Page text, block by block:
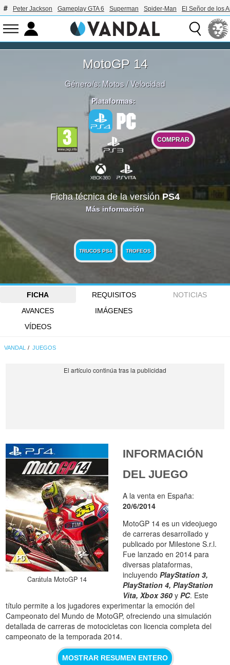
Peter Jackson Gameplay GTA 6 Superman Spider-Man El Señor de los
MotoGP 14
Género/s: Motos/Velocidad
Plataformas:
COMPRAR
Ficha técnica de la versiónPS4
Más información
TRUCOS PS4 TROFEOS
FICHA REQUISITOS
NOTICIAS
AVANCES
IMÁGENES
VÍDEOS
VANDAL JUEGOS
Carátula MotoGP 14
INFORMACIÓN
DEL JUEGO
A la venta en España:
20/6/2014
MotoGP 14 es un videojuego
de carreras desarrollado y
publicado por Milestone S.r.l.
Fue lanzado en 2014 para
diversas plataformas,
incluyendoPlayStation 3,
PlayStation 4, PlayStation
Vita, Xbox 360 yPC. Este
título permite a los jugadores experimentar la emoción del
Campeonato del Mundo de MotoGP, ofreciendo una simulación
detallada de carreras de motocicletas con licencia completa del
campeonato de la temporada 2014.
MOSTRAR RESUMEN ENTERO